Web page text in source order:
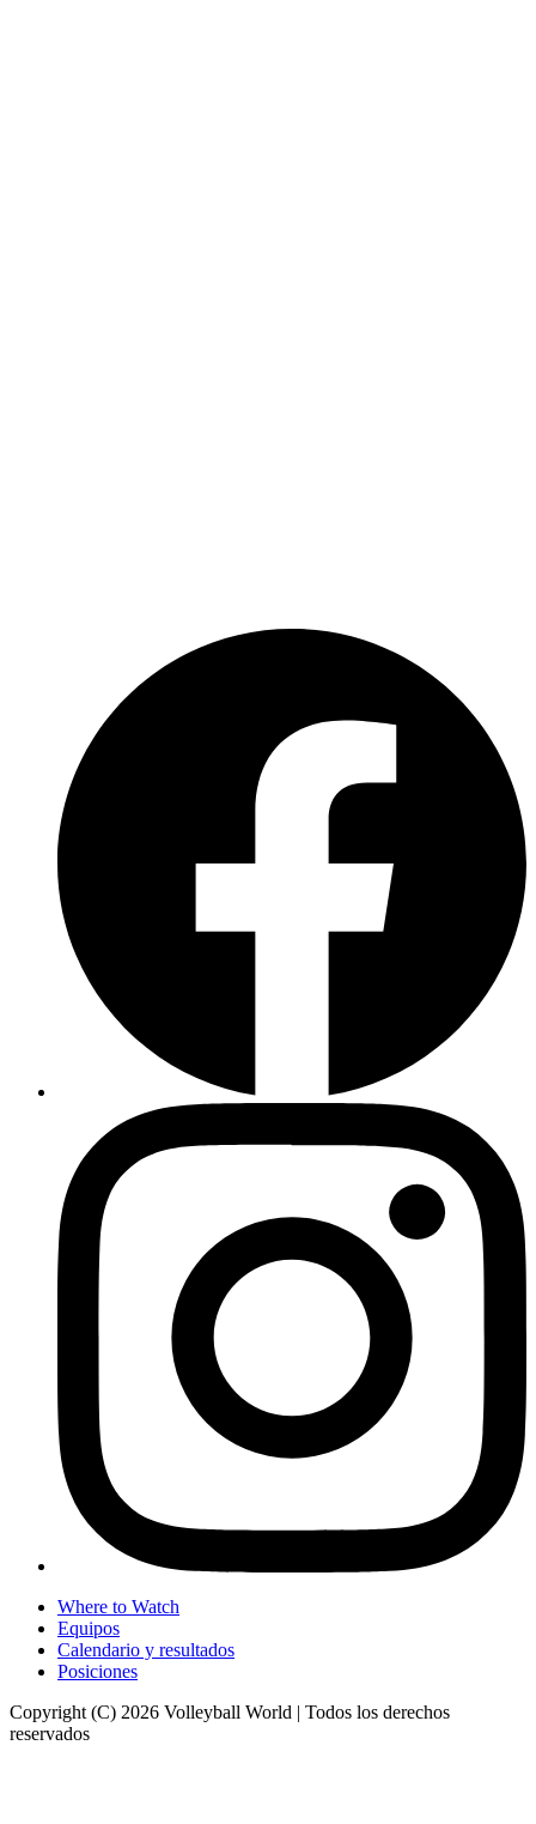
Where to Watch
Equipos
Calendario y resultados
Posiciones
Copyright (C) 2026 Volleyball World | Todos los derechos
reservados